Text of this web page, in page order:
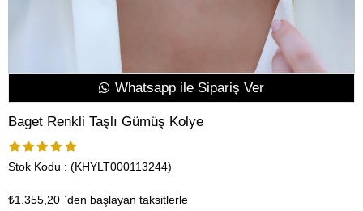
Whatsapp ile Sipariş Ver
Baget Renkli Taşlı Gümüş Kolye
Stok Kodu (KHYLT000113244)
₺1.355,20 `den başlayan taksitlerle